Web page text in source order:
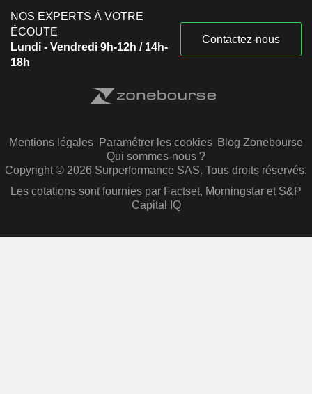
NOS EXPERTS À VOTRE
ÉCOUTE
Lundi - Vendredi 9h-12h / 14h-
18h
Contactez-nous
Mentions légales Paramétrer les cookies Blog Zonebourse
Qui sommes-nous ?
Copyright © 2026 Surperformance SAS. Tous droits réservés.
Les cotations sont fournies par Factset, Morningstar et S&P
Capital IQ